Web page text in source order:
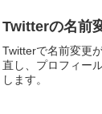
Twitterの名前
Twitterで名前変更
直し、プロフィー
します。